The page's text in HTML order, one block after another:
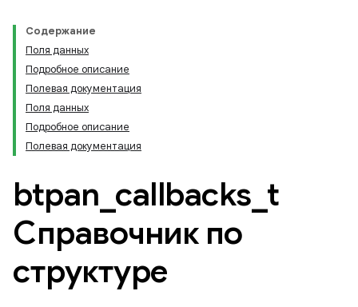
Содержание
Поля данных
Подробное описание
Полевая документация
Поля данных
Подробное описание
Полевая документация
btpan callbacks t
Справочник по
структуре